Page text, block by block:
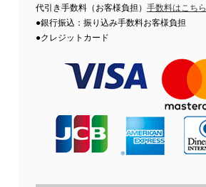
代引き手数料（お客様負担） 手数料はこちら
●銀行振込：振り込み手数料お客様負担
●クレジットカード